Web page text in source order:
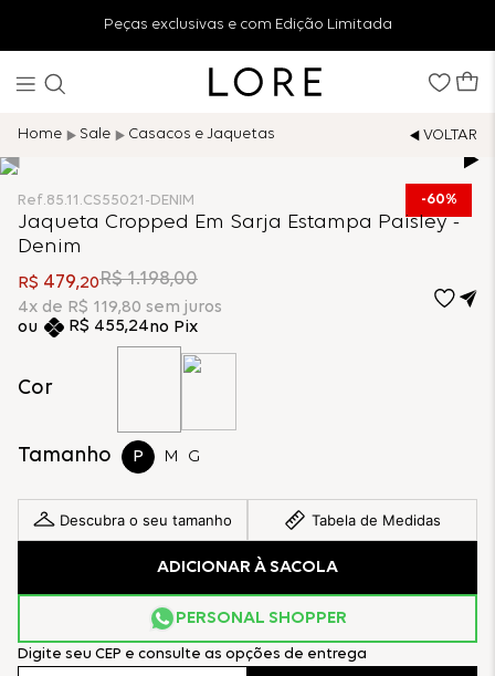
Peças exclusivas e com Edição Limitada
Sale Casacos e Jaquetas
60%
Ref.85.11.CS55021-DENIM
Jaqueta Cropped Em Sarja Estampa Paisley -
Denim
R$ 479,20R$ 1.198,00
4x de R$ 119,80 sem juros
R$ 455,24no Pix
Cor
Tamanho P M G
Descubra o seu tamanho Tabela de Medidas
ADICIONAR À SACOLA
PERSONAL SHOPPER
Digite seu CEP e consulte as opções de entrega